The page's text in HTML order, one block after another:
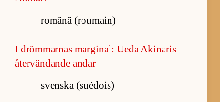
română (roumain)
I drömmarnas marginal: Ueda Akinaris
återvändande andar
svenska (suédois)